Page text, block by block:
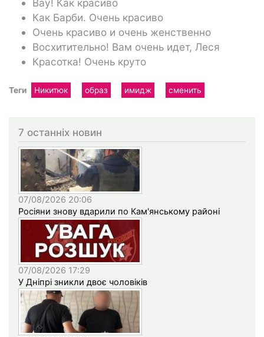
Вау! Как красиво
Как Барби. Очень красиво
Очень красиво и очень женственно
Восхитительно! Вам очень идет, Леся
Красотка! Очень круто
Теги Никитюк образ имидж сменить
7 останніх новин
07/08/2026 20:06
Росіяни знову вдарили по Кам'янському районі
07/08/2026 17:29
У Дніпрі зникли двоє чоловіків